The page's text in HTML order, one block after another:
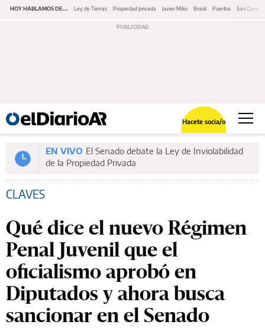
HOY HABLAMOS DE... Ley de Tierras Propiedad privada Javier Milei Brasil Puertos San
Hacete socia/o
EN VIVO El Senado debate la Ley de Inviolabilidad
de la Propiedad Privada
CLAVES
Qué dice el nuevo Régimen
Penal Juvenil que el
oficialismo aprobó en
Diputados y ahora busca
sancionar en el Senado